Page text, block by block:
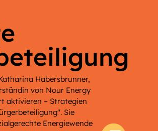
Habersbrunner,
von Nour Energy
aktivieren – Strategien
Sie
Energiewende